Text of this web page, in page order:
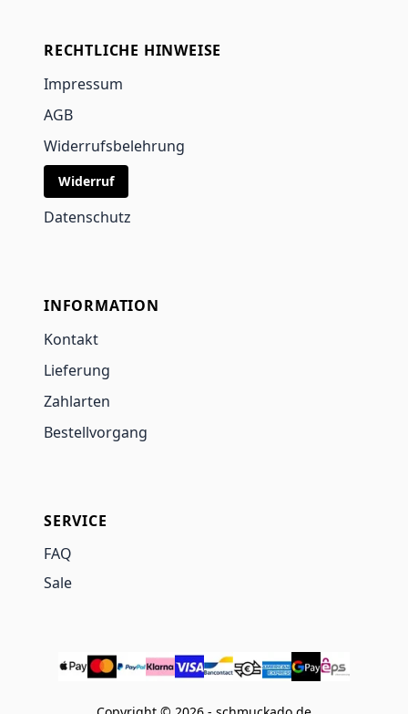
RECHTLICHE HINWEISE
Impressum
AGB
Widerrufsbelehrung
Widerruf
Datenschutz
INFORMATION
Kontakt
Lieferung
Zahlarten
Bestellvorgang
SERVICE
FAQ
Sale